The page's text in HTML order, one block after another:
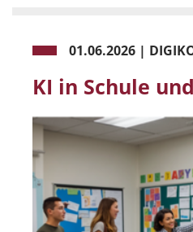
01.06.2026 |
KI in Schule